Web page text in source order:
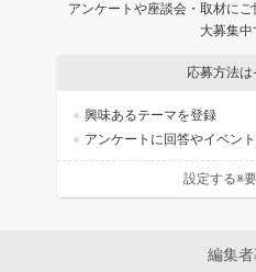
アンケートや座談会・取材にご
大募集中
応募方法
興味あるテーマを登録
アンケートに回答やイベン
設定する※
編集